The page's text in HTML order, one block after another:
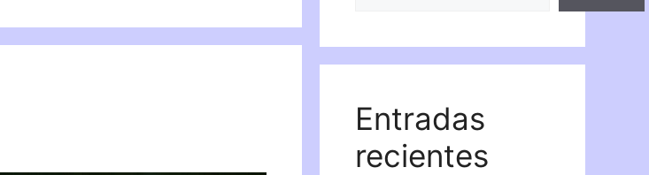
Entradas
recientes